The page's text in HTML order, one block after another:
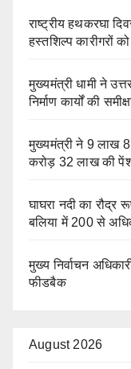
राष्ट्रीय हथकरघा
हस्तशिल्प कारीगरों
मुख्यमंत्री धामी ने
निर्माण कार्यों की
मुख्यमंत्री ने 9 लाख
करोड़ 32 लाख की
घाघरा नदी का रौद्र
बलिया में 200 से
मुख्य निर्वाचन
फीडबैक
August 2026